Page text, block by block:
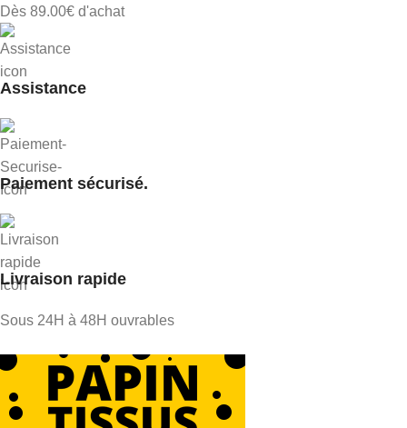
Dès 89.00€ d'achat
Assistance
Paiement sécurisé.
Livraison rapide
Sous 24H à 48H ouvrables